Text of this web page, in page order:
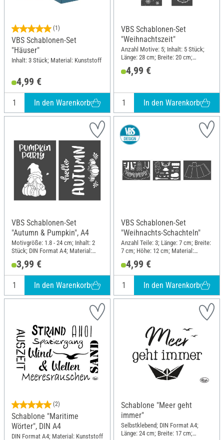
(1)
VBS Schablonen-Set
"Häuser"
Inhalt: 3 Stück; Material: Kunststoff
4,99 €
In den Warenkorb
VBS Schablonen-Set
"Weihnachtszeit"
Anzahl Motive: 5; Inhalt: 5 Stück;
Länge: 28 cm; Breite: 20 cm;
Material: Kunststoff
4,99 €
In den Warenkorb
VBS Schablonen-Set
"Autumn & Pumpkin", A4
Motivgröße: 1.8 - 24 cm; Inhalt: 2
Stück; DIN Format A4; Material:
3,99 €
In den Warenkorb
VBS Schablonen-Set
"Weihnachts-Schachteln"
Anzahl Teile: 3; Länge: 7 cm; Breite:
7 cm; Höhe: 12 cm; Material:
4,99 €
In den Warenkorb
(2)
Schablone "Maritime
Wörter", DIN A4
DIN Format A4; Material: Kunststoff
Schablone "Meer geht
immer"
Selbstklebend; DIN Format A4;
Länge: 24 cm; Breite: 17 cm;